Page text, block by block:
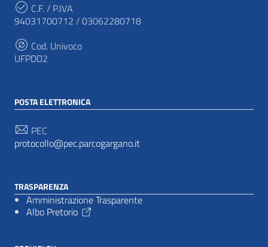
C.F. / P.IVA
94031700712 / 03062280718
Cod. Univoco
UFPDD2
POSTA ELETTRONICA
PEC
protocollo@pec.parcogargano.it
TRASPARENZA
Amministrazione Trasparente
Albo Pretorio